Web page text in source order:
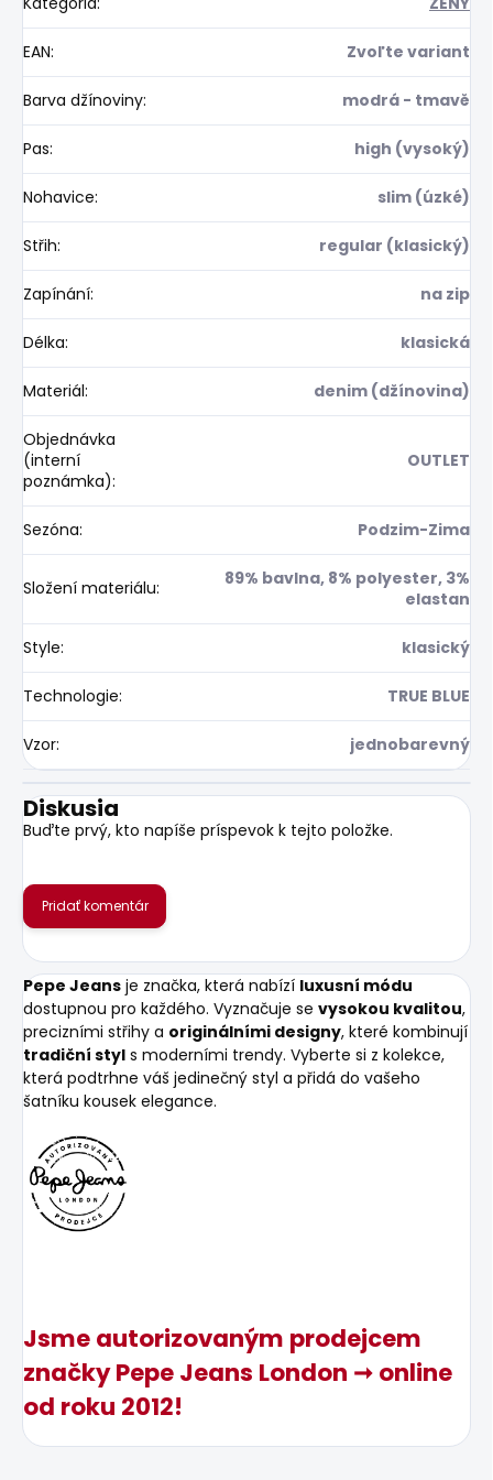
EAN: Zvoľte variant
Barva džínoviny: modrá - tmavě
Pas: high (vysoký)
Nohavice: slim (úzké)
Střih: regular (klasický)
Zapínání: na zip
Délka: klasická
Materiál: denim (džínovina)
Objednávka
(interní
poznámka):
OUTLET
Sezóna: Podzim-Zima
Složení materiálu:
89% bavlna, 8% polyester, 3%
elastan
Style: klasický
Technologie: TRUE BLUE
Vzor: jednobarevný
Diskusia
Buďte prvý, kto napíše príspevok k tejto položke.
Pridať komentár
Pepe Jeans je značka, která nabízí luxusní módu
dostupnou pro každého. Vyznačuje se vysokou kvalitou,
precizními střihy a originálními designy, které kombinují
tradiční styl s moderními trendy. Vyberte si z kolekce,
která podtrhne váš jedinečný styl a přidá do vašeho
šatníku kousek elegance.
Jsme autorizovaným prodejcem
značky Pepe Jeans London ➞ online
od roku 2012!